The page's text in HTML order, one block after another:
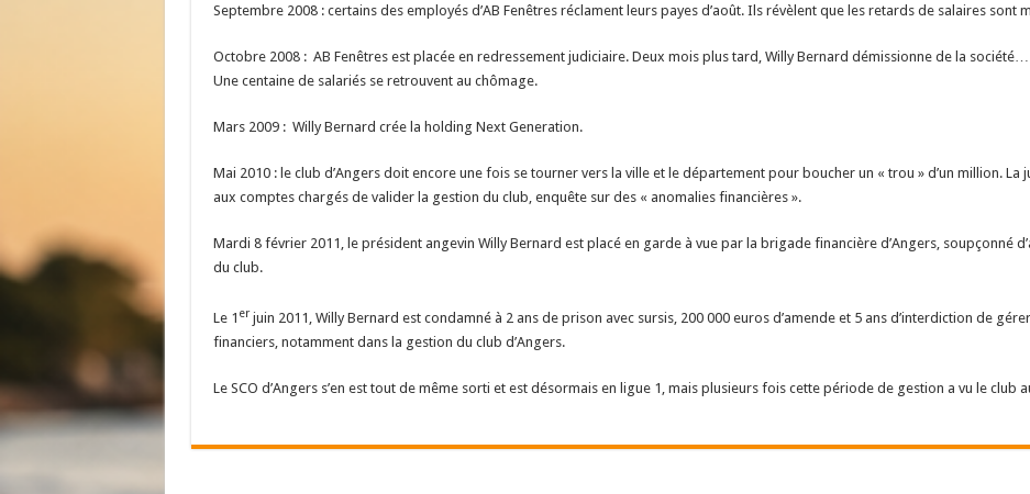
Septembre 2008 : certains des employés d’AB Fenêtres réclament leurs payes d’août. Ils révèlent que les retards de salaires sont
Octobre 2008 : AB Fenêtres est placée en redressement judiciaire. Deux mois plus tard, Willy Bernard démissionne de la
Une centaine de salariés se retrouvent au chômage.
Mars 2009 : Willy Bernard crée la holding Next Generation.
Mai 2010 : le club d’Angers doit encore une fois se tourner vers la ville et le département pour boucher un « trou » d’un million. La
aux comptes chargés de valider la gestion du club, enquête sur des « anomalies financières ».
Mardi 8 février 2011, le président angevin Willy Bernard est placé en garde à vue par la brigade financière d’Angers, soupçonné
du club.
Le 1 er juin 2011, Willy Bernard est condamné à 2 ans de prison avec sursis, 200 000 euros d’amende et 5 ans d’interdiction de
financiers, notamment dans la gestion du club d’Angers.
Le SCO d’Angers s’en est tout de même sorti et est désormais en ligue 1, mais plusieurs fois cette période de gestion a vu le club